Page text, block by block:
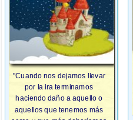
"Cuando nos dejamos llevar
por la ira terminamos
haciendo daño a aquello o
aquellos que tenemos más